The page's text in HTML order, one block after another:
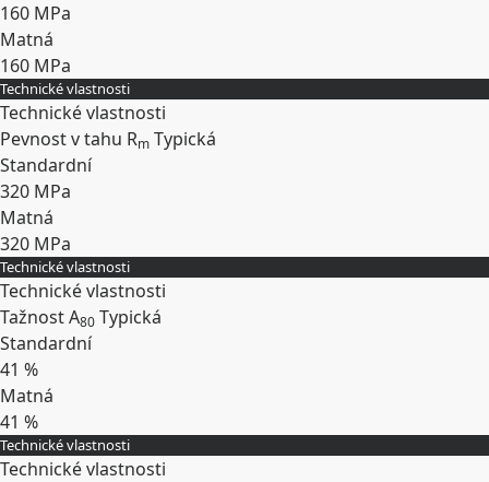
160 MPa
Matná
160 MPa
Rozbalit
Technické vlastnosti
Technické vlastnosti
Pevnost v tahu Rm Typická
Standardní
320 MPa
Matná
320 MPa
Rozbalit
Technické vlastnosti
Technické vlastnosti
Tažnost A80 Typická
Standardní
41 %
Matná
41 %
Rozbalit
Technické vlastnosti
Technické vlastnosti